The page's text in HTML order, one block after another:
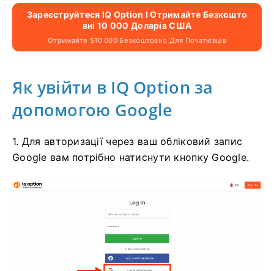
Зареєструйтеся IQ Option І Отримайте Безкошто
Вні 10 000 Доларів США
Отримайте $10 000 Безкоштовно Для Початківців
Як увійти в IQ Option за
допомогою Google
1. Для авторизації через ваш обліковий запис
Google вам потрібно натиснути кнопку Google.